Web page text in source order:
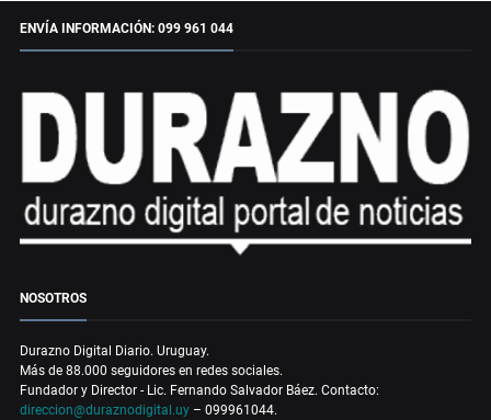
ENVÍA INFORMACIÓN: 099 961 044
NOSOTROS
Durazno Digital Diario. Uruguay.
Más de 88.000 seguidores en redes sociales.
Fundador y Director - Lic. Fernando Salvador Báez. Contacto:
direccion@duraznodigital.uy – 099961044.